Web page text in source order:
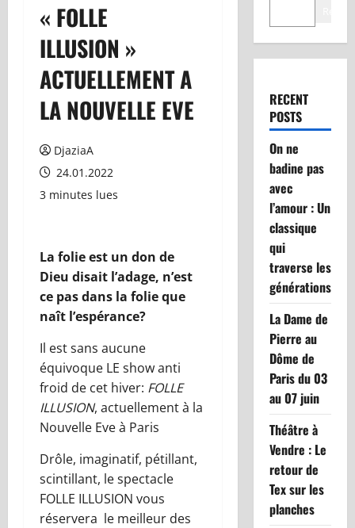
« FOLLE
ILLUSION »
ACTUELLEMENT A
LA NOUVELLE EVE
DjaziaA
24.01.2022
3 minutes lues
La folie est un don de
Dieu disait l’adage, n’est
ce pas dans la folie que
naît l’espérance?
Il est sans aucune
équivoque LE show anti
froid de cet hiver: FOLLE
ILLUSION, actuellement à la
Nouvelle Eve à Paris
Drôle, imaginatif, pétillant,
scintillant, le spectacle
FOLLE ILLUSION vous
réservera le meilleur des
RECENT
POSTS
On ne
badine pas
avec
l’amour : Un
classique
qui
traverse les
générations
La Dame de
Pierre au
Dôme de
Paris du 03
au 07 juin
Théâtre à
Vendre : Le
retour de
Tex sur les
planches